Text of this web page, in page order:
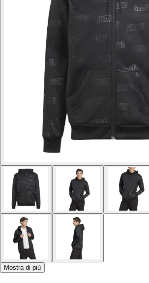
Mostra di più